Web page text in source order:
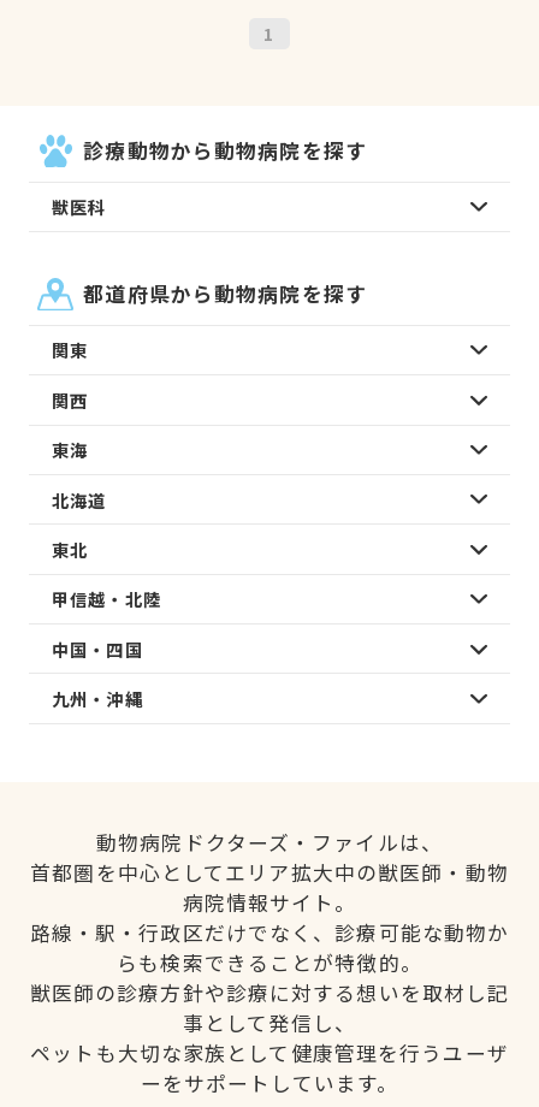
1
診療動物から動物病院を探す
獣医科
都道府県から動物病院を探す
関東
関西
東海
北海道
東北
甲信越・北陸
中国・四国
九州・沖縄
動物病院ドクターズ・ファイルは、
首都圏を中心としてエリア拡大中の獣医師・動物
病院情報サイト。
路線・駅・行政区だけでなく、診療可能な動物か
らも検索できることが特徴的。
獣医師の診療方針や診療に対する想いを取材し記
事として発信し、
ペットも大切な家族として健康管理を行うユーザ
ーをサポートしています。